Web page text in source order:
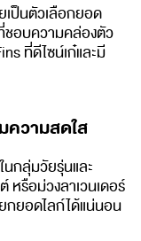
ป็นตัวเลือกยอด
ชอบความคล่องตัว
ที่ดีไซน์เก๋และมี
ความสดใส
นกลุ่มวัยรุ่นและ
หรือม่วงลาเวนเดอร์
กยอดไลก์ได้แน่นอน